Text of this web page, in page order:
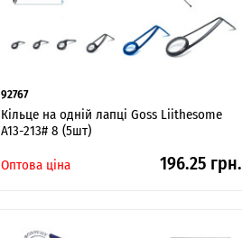
92767
Кільце на одній лапці Goss Liithesome
A13-213# 8 (5шт)
Оптова ціна
196.25 грн.